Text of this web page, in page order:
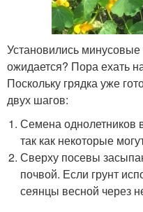
Установились
ожидается? Пора ехать
Поскольку грядка уже
двух шагов:
Семена однолетников
так как некоторые
Сверху посевы
почвой. Если грунт
сеянцы весной через